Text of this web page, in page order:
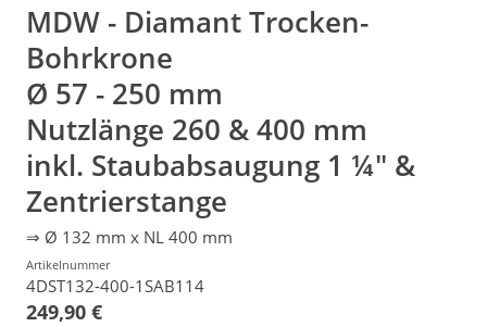
MDW - Diamant Trocken-
Bohrkrone
Ø 57 - 250 mm
Nutzlänge 260 & 400 mm
inkl. Staubabsaugung 1 ¼" &
Zentrierstange
⇒ Ø 132 mm x NL 400 mm
Artikelnummer
4DST132-400-1SAB114
249,90 €